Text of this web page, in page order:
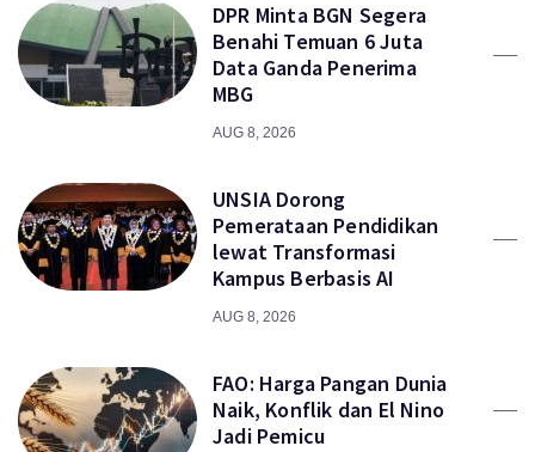
DPR Minta BGN Segera
Benahi Temuan 6 Juta
Data Ganda Penerima
MBG
AUG 8, 2026
UNSIA Dorong
Pemerataan Pendidikan
lewat Transformasi
Kampus Berbasis AI
AUG 8, 2026
FAO: Harga Pangan Dunia
Naik, Konflik dan El Nino
Jadi Pemicu